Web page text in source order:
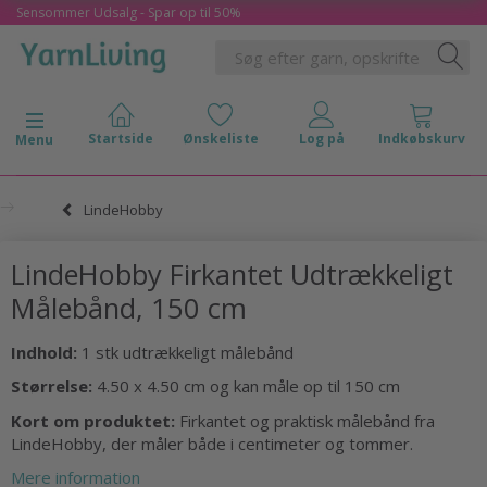
Sensommer Udsalg - Spar op til 50%
Skifte navigation
Menu
LindeHobby
LindeHobby Firkantet Udtrækkeligt
Målebånd, 150 cm
Indhold: 1 stk udtrækkeligt målebånd
Størrelse: 4.50 x 4.50 cm og kan måle op til 150 cm
Kort om produktet: Firkantet og praktisk målebånd fra
LindeHobby, der måler både i centimeter og tommer.
Mere information